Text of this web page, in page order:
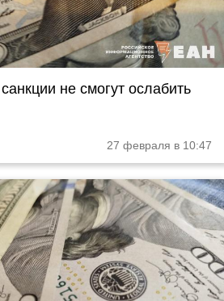
не смогут ослабить
27 февраля в 10:47